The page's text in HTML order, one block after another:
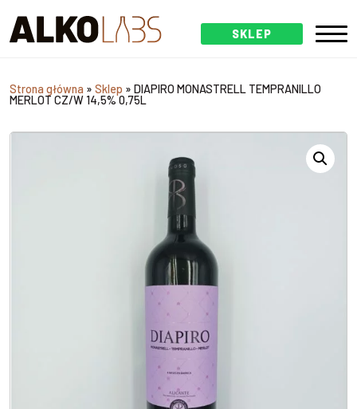
SKLEP
Strona główna » Sklep » DIAPIRO MONASTRELL TEMPRANILLO
MERLOT CZ/W 14,5% 0,75L